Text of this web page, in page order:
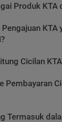
Produk KTA
KTA
Cicilan
Pembayaran
Termasuk